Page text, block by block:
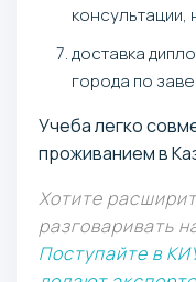
консультации,
доставка
города по
Учеба легко
проживанием в
Хотите
разговаривать
Поступайте в